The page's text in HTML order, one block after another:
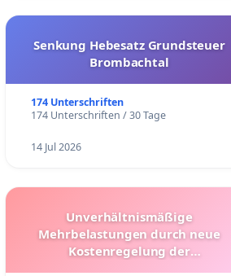
Senkung Hebesatz Grundsteuer
Brombachtal
174 Unterschriften
174 Unterschriften / 30 Tage
14 Jul 2026
Unverhältnismäßige
Mehrbelastungen durch neue
Kostenregelung der